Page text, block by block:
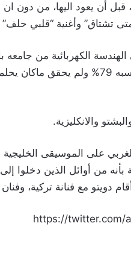
وغاب العلي عن الساحة الفنية بين عامي 2010 و2014، قبل أن
في الهندسة الكهربائية من
بعض الصعوبات في الصف الرابع الثانوي فحصل على نسبه
والانكليزية.
على الموسيقى الخليجية
من أوائل الذين دخلوا
دويتو مع فنانة تركية، وفنان
https://twitter.com/